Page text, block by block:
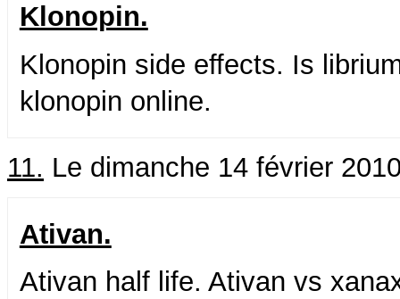
Klonopin.
Klonopin side effects. Is
klonopin online.
11. Le dimanche 14 février
Ativan.
Ativan half life. Ativan vs